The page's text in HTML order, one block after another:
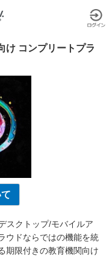
コンプリートプラ
スクトップ/モバイルア
ウドならではの機能を統
期限付きの教育機関向け